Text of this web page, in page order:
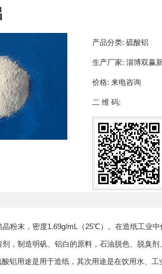
产品分类: 硫酸铝
生产厂家: 淄博双赢
价格: 来电咨询
二 维 码:
粉末，密度1.69g/mL（25℃）。在造纸工业
，制造明矾、铝白的原料，石油脱色、脱臭
铝用途是用于造纸，其次用途是在饮用水、